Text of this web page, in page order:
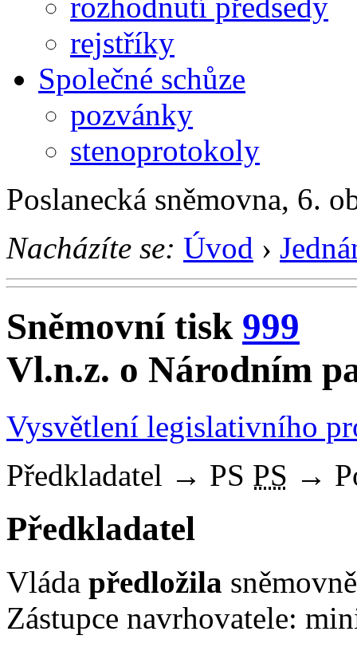
rejstříky
Společné schůze
pozvánky
stenoprotokoly
Poslanecká sněmovna, 6.
Nacházíte se: Úvod ›
Sněmovní tisk 999
Vl.n.z. o Národním
Vysvětlení legislativního
Předkladatel → PS PS →
Předkladatel
Vláda předložila
Zástupce navrhovatele: